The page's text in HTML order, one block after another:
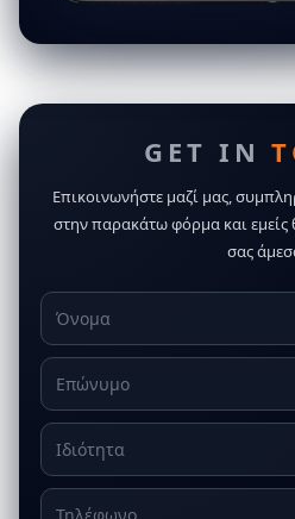
GET IN
Επικοινωνήστε μαζί μας,
στην παρακάτω φόρμα και εμείς
σας